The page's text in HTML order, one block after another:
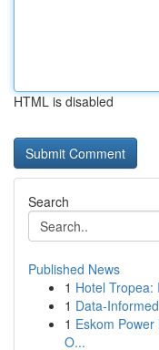
HTML is disabled
Search
Published News
1 Hotel
1 Data-
1 Eskom
O...